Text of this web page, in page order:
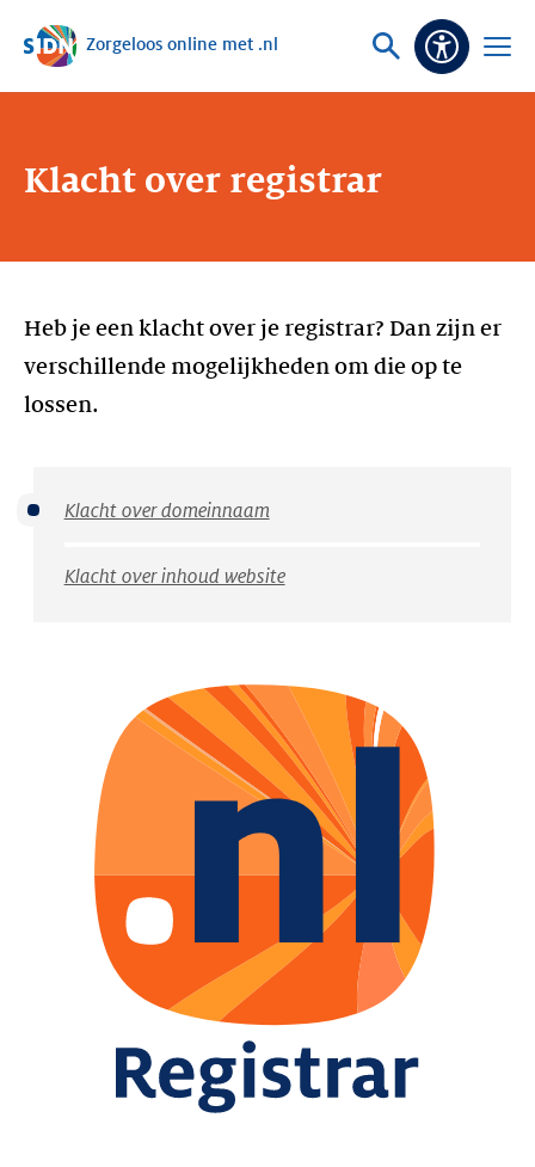
Sla navigatie over
Zorgeloos online met .nl
Vraag
Open
Klacht over registrar
Heb je een klacht over je registrar? Dan zijn er
verschillende mogelijkheden om die op te
lossen.
Klacht over domeinnaam
Klacht over inhoud website